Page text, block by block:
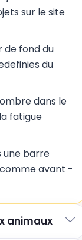
sur le site
de fond du
du
dans le
fatigue
une barre
avant -
animaux